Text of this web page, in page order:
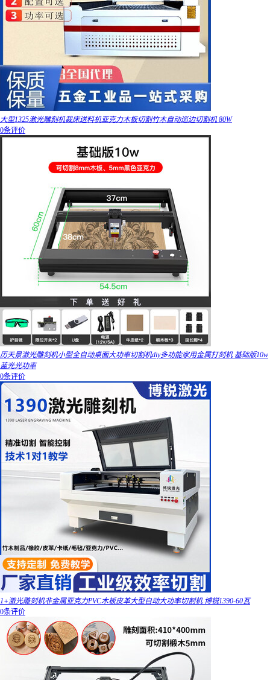
大型1325激光雕刻机裁床送料机亚克力木板切割竹木自动巡边切割机 80W
0条评价
历天景激光雕刻机小型全自动桌面大功率切割机diy多功能家用金属打刻机 基础版10w
蓝光光功率
0条评价
1+激光雕刻机非金属亚克力PVC木板皮革大型自动大功率切割机 博锐1390-60瓦
0条评价